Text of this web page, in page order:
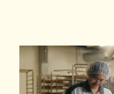
Unsere Tradition